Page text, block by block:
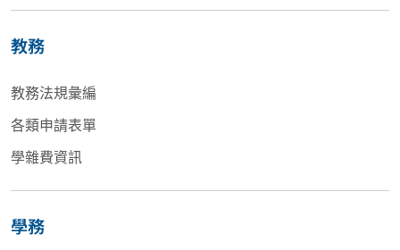
教務
教務法規彙編
各類申請表單
學雜費資訊
學務